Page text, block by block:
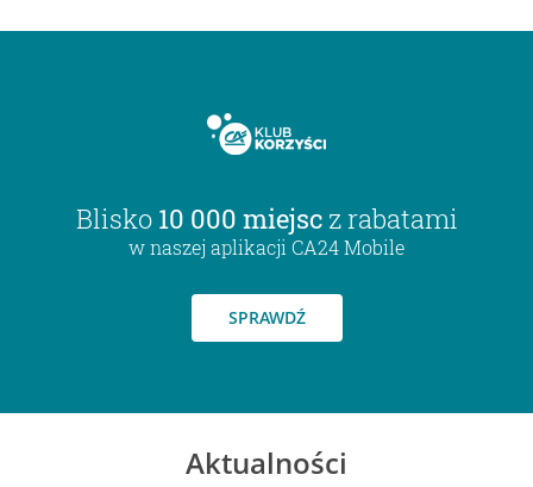
Blisko 10 000 miejsc z rabatami
w naszej aplikacji CA24 Mobile
SPRAWDŹ
Aktualności